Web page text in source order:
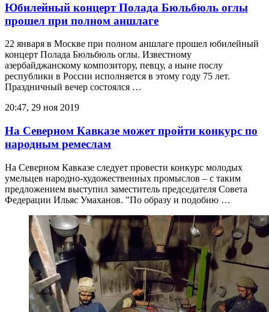
Юбилейный концерт Полада Бюльбюль оглы
прошел при полном аншлаге
22 января в Москве при полном аншлаге прошел юбилейный
концерт Полада Бюльбюль оглы. Известному
азербайджанскому композитору, певцу, а ныне послу
республики в России исполняется в этому году 75 лет.
Праздничный вечер состоялся …
20:47, 29 ноя 2019
На Северном Кавказе может пройти конкурс по
народным ремеслам
На Северном Кавказе следует провести конкурс молодых
умельцев народно-художественных промыслов – с таким
предложением выступил заместитель председателя Совета
Федерации Ильяс Умаханов. "По образу и подобию …